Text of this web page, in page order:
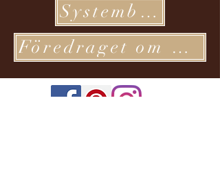
Systembolaget
Föredraget om Europeiska Unionens Funktinssätt